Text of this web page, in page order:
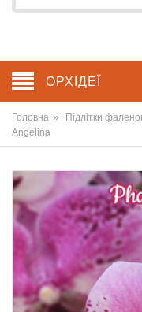
ОРХІДЕЇ
Головна » Підлітки
Angelina